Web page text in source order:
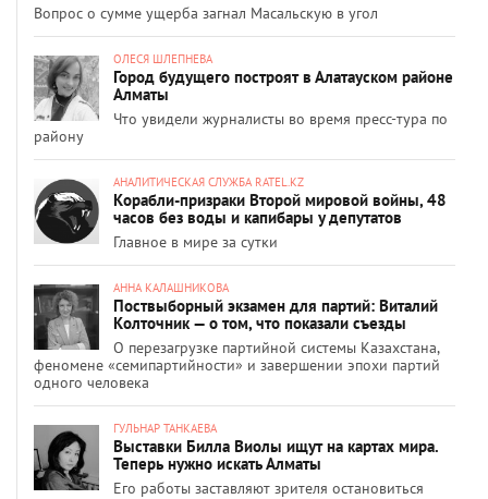
Вопрос о сумме ущерба загнал Масальскую в угол
ОЛЕСЯ ШЛЕПНЕВА
Город будущего построят в Алатауском районе
Алматы
Что увидели журналисты во время пресс-тура по
району
АНАЛИТИЧЕСКАЯ СЛУЖБА RATEL.KZ
Корабли-призраки Второй мировой войны, 48
часов без воды и капибары у депутатов
Главное в мире за сутки
АННА КАЛАШНИКОВА
Поствыборный экзамен для партий: Виталий
Колточник — о том, что показали съезды
О перезагрузке партийной системы Казахстана,
феномене «семипартийности» и завершении эпохи партий
одного человека
ГУЛЬНАР ТАНКАЕВА
Выставки Билла Виолы ищут на картах мира.
Теперь нужно искать Алматы
Его работы заставляют зрителя остановиться